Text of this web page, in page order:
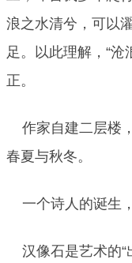
浪之水清兮，可以
足。以此理解，“沧
正。
作家自建二层楼
春夏与秋冬。
一个诗人的诞生
汉像石是艺术的“